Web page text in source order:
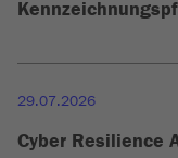
29.07.2026
Cyber Resilience